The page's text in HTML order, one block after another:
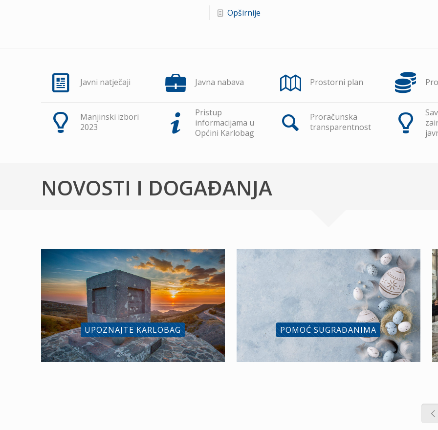
Opširnije
Javni natječaji Javna nabava Prostorni plan
Manjinski izbori
2023
Pristup
informacijama u
Općini Karlobag
Proračunska
transparentnost
NOVOSTI I DOGAĐANJA
UPOZNAJTE KARLOBAG POMOĆ SUGRAĐANIMA